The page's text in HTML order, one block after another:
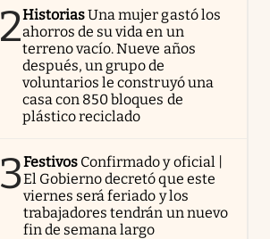
2HistoriasUna mujer gastó los
ahorros de su vida en un
terreno vacío. Nueve años
después, un grupo de
voluntarios le construyó una
casa con 850 bloques de
plástico reciclado
3Festivos Confirmado y oficial |
El Gobierno decretó que este
viernes será feriado y los
trabajadores tendrán un nuevo
fin de semana largo